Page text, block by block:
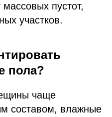
пустот,
участков.
пола?
чаще
составом, влажные